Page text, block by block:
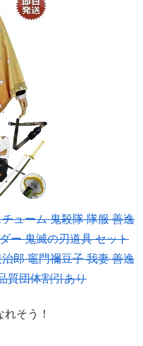
ューム 鬼殺隊 隊服 善逸
ー 鬼滅の刃道具 セット
郎 竈門禰豆子 我妻 善逸
質団体割引あり
そう！